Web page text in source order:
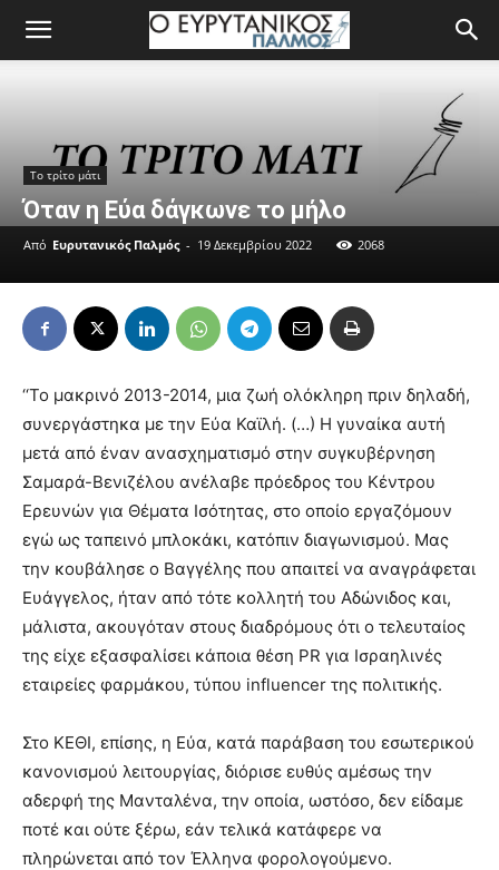
Το τρίτο μάτι
Όταν η Εύα δάγκωνε το μήλο
Από Ευρυτανικός Παλμός - 19 Δεκεμβρίου 2022 2068
‘‘Το μακρινό 2013-2014, μια ζωή ολόκληρη πριν δηλαδή,
συνεργάστηκα με την Εύα Καϊλή. (…) Η γυναίκα αυτή
μετά από έναν ανασχηματισμό στην συγκυβέρνηση
Σαμαρά-Βενιζέλου ανέλαβε πρόεδρος του Κέντρου
Ερευνών για Θέματα Ισότητας, στο οποίο εργαζόμουν
εγώ ως ταπεινό μπλοκάκι, κατόπιν διαγωνισμού. Μας
την κουβάλησε ο Βαγγέλης που απαιτεί να αναγράφεται
Ευάγγελος, ήταν από τότε κολλητή του Αδώνιδος και,
μάλιστα, ακουγόταν στους διαδρόμους ότι ο τελευταίος
της είχε εξασφαλίσει κάποια θέση PR για Ισραηλινές
εταιρείες φαρμάκου, τύπου influencer της πολιτικής.
Στο ΚΕΘΙ, επίσης, η Εύα, κατά παράβαση του εσωτερικού
κανονισμού λειτουργίας, διόρισε ευθύς αμέσως την
αδερφή της Μανταλένα, την οποία, ωστόσο, δεν είδαμε
ποτέ και ούτε ξέρω, εάν τελικά κατάφερε να
πληρώνεται από τον Έλληνα φορολογούμενο.